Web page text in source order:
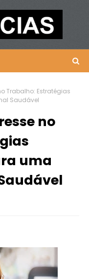
Trabalho: Estratégias
Saudável
no
uma